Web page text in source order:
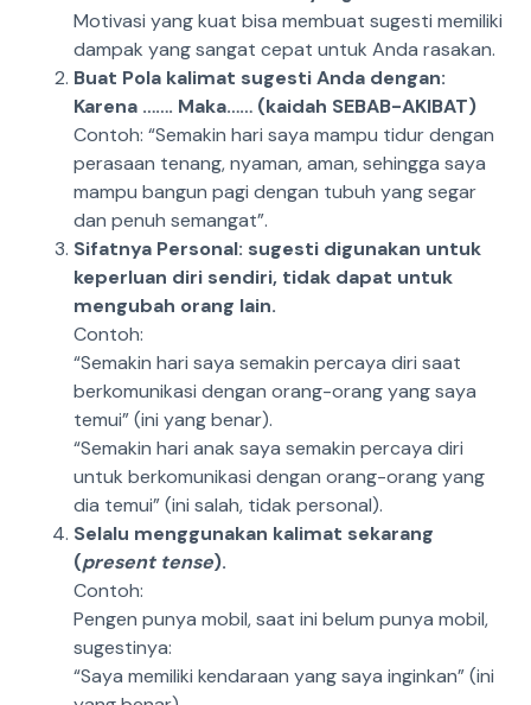
Motivasi yang kuat bisa membuat sugesti memiliki
dampak yang sangat cepat untuk Anda rasakan.
Buat Pola kalimat sugesti Anda dengan:
Karena ……. Maka…… (kaidah SEBAB-AKIBAT)
Contoh: “Semakin hari saya mampu tidur dengan
perasaan tenang, nyaman, aman, sehingga saya
mampu bangun pagi dengan tubuh yang segar
dan penuh semangat”.
Sifatnya Personal: sugesti digunakan untuk
keperluan diri sendiri, tidak dapat untuk
mengubah orang lain.
Contoh:
“Semakin hari saya semakin percaya diri saat
berkomunikasi dengan orang-orang yang saya
temui” (ini yang benar).
“Semakin hari anak saya semakin percaya diri
untuk berkomunikasi dengan orang-orang yang
dia temui” (ini salah, tidak personal).
Selalu menggunakan kalimat sekarang
(present tense).
Contoh:
Pengen punya mobil, saat ini belum punya mobil,
sugestinya:
“Saya memiliki kendaraan yang saya inginkan” (ini